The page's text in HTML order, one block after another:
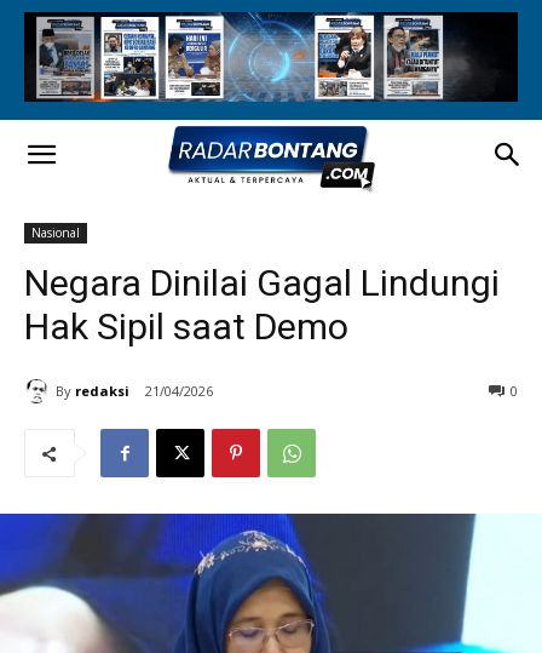
Nasional
Negara Dinilai Gagal Lindungi
Hak Sipil saat Demo
By redaksi 21/04/2026 0